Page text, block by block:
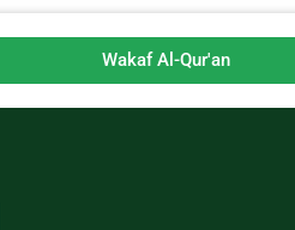
Wakaf Al-Qur'an